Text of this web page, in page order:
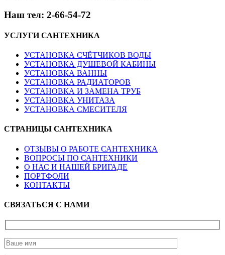
Наш тел: 2-66-54-72
УСЛУГИСАНТЕХНИКА
УСТАНОВКА СЧЁТЧИКОВ ВОДЫ
УСТАНОВКА ДУШЕВОЙ КАБИНЫ
УСТАНОВКА ВАННЫ
УСТАНОВКА РАДИАТОРОВ
УСТАНОВКА И ЗАМЕНА ТРУБ
УСТАНОВКА УНИТАЗА
УСТАНОВКА СМЕСИТЕЛЯ
СТРАНИЦЫ САНТЕХНИКА
ОТЗЫВЫ О РАБОТЕ САНТЕХНИКА
ВОПРОСЫ ПО САНТЕХНИКИ
О НАС И НАШЕЙ БРИГАДЕ
ПОРТФОЛИ
КОНТАКТЫ
СВЯЗАТЬСЯ С НАМИ